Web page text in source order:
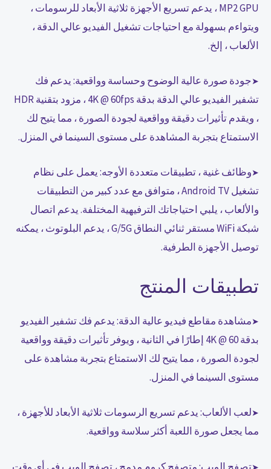
MP2 GPU ، يدعم تسريع الأجهزة ثلاثية الأبعاد للرسومات ،
ويتواءم بسهولة مع احتياجات تشغيل الفيديو عالي الدقة ،
الألعاب ، إلخ.
➤جودة صورة عالية الوضوح وحساسة وواقعية: يدعم فك
تشفير الفيديو عالي الدقة بدقة 4K @ 60fps ، مزود بتقنية HDR
، ويقدم تأثيرات دقيقة وواقعية لجودة الصورة ، مما يتيح لك
الاستمتاع بتجربة المشاهدة على مستوى السينما في المنزل.
➤وظائف غنية ، تطبيقات متعددة الأوجه: يعمل على نظام
تشغيل Android TV ، متوافق مع عدد كبير من التطبيقات
والألعاب ، يلبي احتياجاتك الترفيهية المختلفة. يدعم اتصال
شبكة WiFi مستقر ثنائي النطاق G/5G ، يدعم البلوتوث ، يمكنه
توصيل الأجهزة الطرفية.
تطبيقات المنتج
➤مشاهدة مقاطع فيديو عالية الدقة: يدعم فك تشفير الفيديو
بدقة 4K @ 60 إطارًا في الثانية ، ويوفر تأثيرات دقيقة وواقعية
لجودة الصورة ، مما يتيح لك الاستمتاع بتجربة مشاهدة على
مستوى السينما في المنزل.
➤لعب الألعاب: يدعم تسريع الرسومات ثلاثية الأبعاد للأجهزة ،
مما يجعل صورة اللعبة أكثر سلاسة وواقعية.
تصفح الويب: متصفح كروم مدمج ، تصفح الويب في أي وقت